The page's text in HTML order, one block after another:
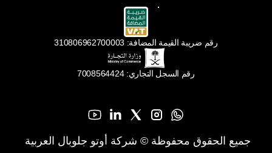
رقم ضريبة القيمة المضافة: 310806962700003
رقم السجل التجاري: 7008564424